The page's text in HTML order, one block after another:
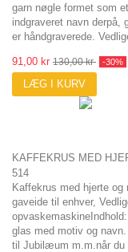
garn nøgle formet som
indgraveret navn derpå,
er håndgraverede.
91,00 kr 130,00 kr -30%
LÆG I KURV
KAFFEKRUS MED
514
Kaffekrus med hjerte
gaveide til enhver,
glas med motiv og
til Jubilæum m.m.når